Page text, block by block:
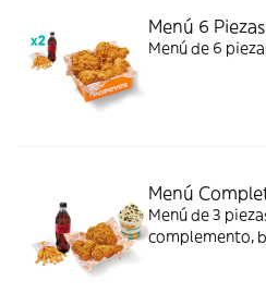
Menú 6 Piezas
Menú de 6
Menú
Menú de 3
complemento,